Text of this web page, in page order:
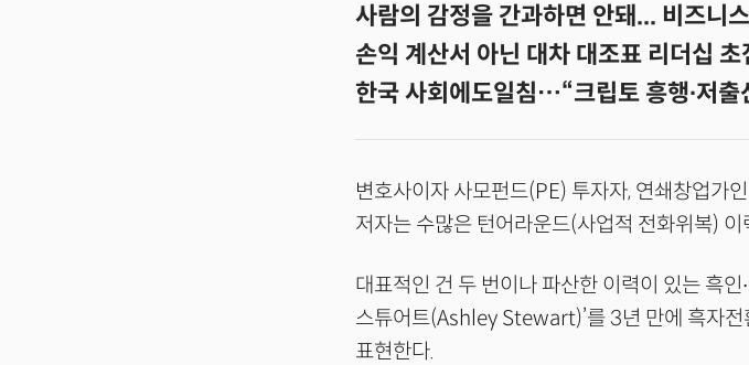
사람의 감정을 간과하면 안돼... 비즈니
손익 계산서 아닌 대차 대조표 리더십 초
한국 사회에도일침…“크립토 흥행∙저출
변호사이자 사모펀드(PE) 투자자, 연쇄창업가
저자는 수많은 턴어라운드(사업적 전화위복) 이
대표적인 건 두 번이나 파산한 이력이 있는 흑인
스튜어트(Ashley Stewart)’를 3년 만에 흑자
표현한다.